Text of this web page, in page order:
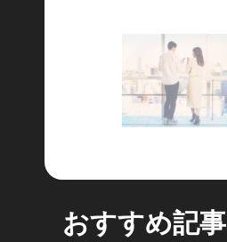
おすすめ記事